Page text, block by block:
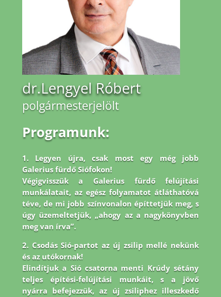
dr.Lengyel Róbert
polgármesterjelölt
Programunk:
1. Legyen újra, csak most egy még jobb
Galerius fürdő Siófokon!
Végigvisszük a Galerius fürdő felújítási
munkálatait, az egész folyamatot átláthatóvá
téve, de mi jobb színvonalon építtetjük meg, s
úgy üzemeltetjük, „ahogy az a nagykönyvben
meg van írva”.
2. Csodás Sió-partot az új zsilip mellé nekünk
és az utókornak!
Elindítjuk a Sió csatorna menti Krúdy sétány
teljes építési-felújítási munkáit, s a jövő
nyárra befejezzük, az új zsiliphez illeszkedő